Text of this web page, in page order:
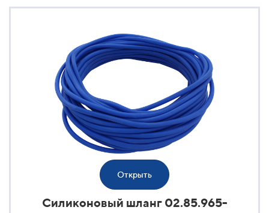
Открыть
Силиконовый шланг 02.85.965-